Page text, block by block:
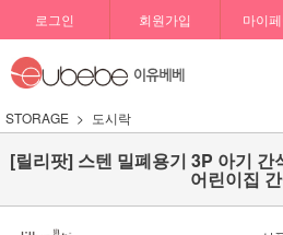
로그인 회원가입 마이
STORAGE 도시락
[릴리팟] 스텐 밀폐용기 3P 아기
어린이집